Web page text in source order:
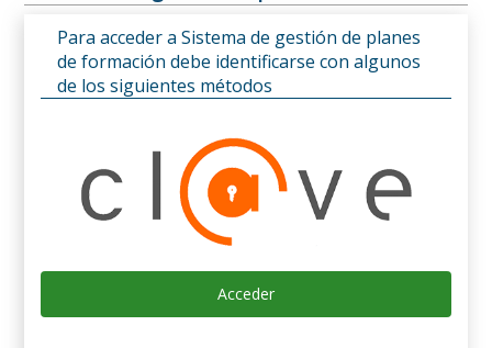
Para acceder a Sistema de gestión de planes
de formación debe identificarse con algunos
de los siguientes métodos
Acceder